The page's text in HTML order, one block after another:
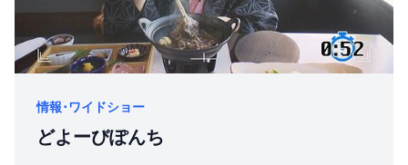
情報･ワイドショー
どよーびぽんち